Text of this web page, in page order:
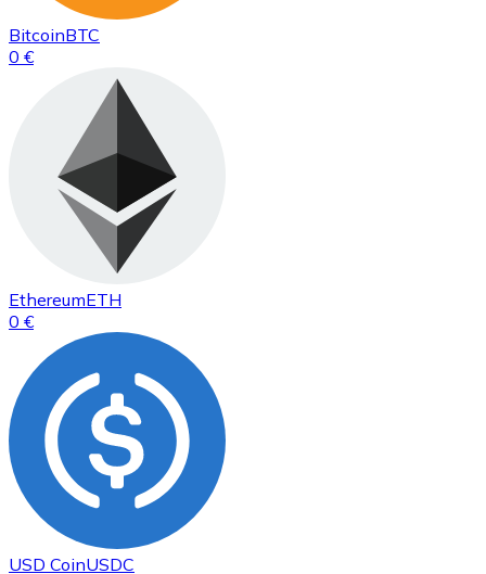
BitcoinBTC
0 €
EthereumETH
0 €
USD CoinUSDC